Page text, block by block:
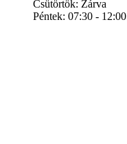
Csütörtök: Zárva
Péntek: 07:30 - 12:00